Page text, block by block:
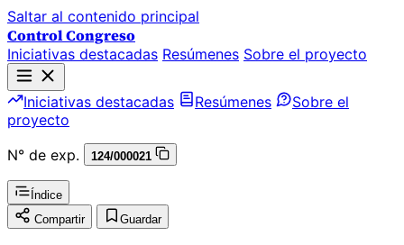
Saltar al contenido principal
Control Congreso
Iniciativas destacadas Resúmenes Sobre el proyecto
Iniciativas destacadas Resúmenes
Sobre el
proyecto
N° de exp.
124/000021
Índice
Compartir
Guardar